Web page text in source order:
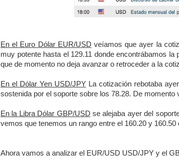
En el Euro Dólar EUR/USD veíamos que ayer la
muy potente hasta el 129.11 donde encontrábamos
que de momento no deja avanzar o retroceder a la
En el Dólar Yen USD/JPY La cotización rebotaba
sostenida por el soporte sobre los 78.28. De
En la Libra Dólar GBP/USD se alejaba ayer del
vemos que tenemos un rango entre el 160.20 y
Ahora vamos a analizar el EUR/USD USD/JPY y el